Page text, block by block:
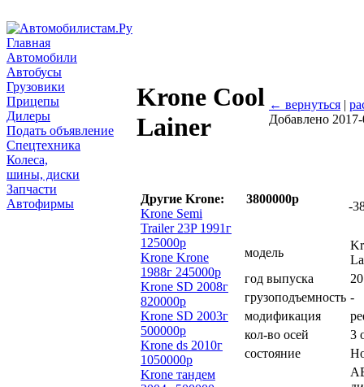
Главная
Автомобили
Автобусы
Грузовики
Прицепы
Дилеры
Подать объявление
Спецтехника
Колеса,
шины, диски
Запчасти
Автофирмы
Krone Cool
Lainer
← вернуться |
Добавлено
Другие Krone:
Krone Semi
Trailer 23P 1991г
125000р
Krone Krone
1988г 245000р
Krone SD 2008г
820000р
Krone SD 2003г
500000р
Krone ds 2010г
1050000р
Krone тандем
3800000р
-
модель
год выпуска
грузоподъемность -
модификация
кол-во осей
3
состояние